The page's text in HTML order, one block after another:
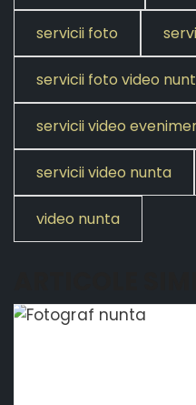
servicii foto
servicii foto video
servicii video
servicii video nunta
video nunta